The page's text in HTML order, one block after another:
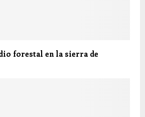
forestal en la sierra de